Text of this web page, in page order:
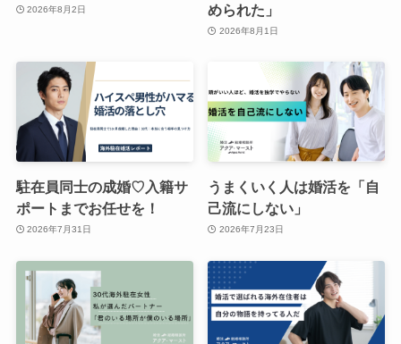
2026年8月2日
められた」
2026年8月1日
駐在員同士の成婚♡入籍サ
ポートまでお任せを！
2026年7月31日
うまくいく人は婚活を「自
己流にしない」
2026年7月23日